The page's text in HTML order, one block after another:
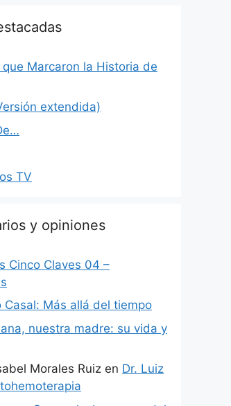
que Marcaron la Historia de
extendida)
TV
y opiniones
Cinco Claves 04 –
Casal: Más allá del tiempo
nuestra madre: su vida y
Morales Ruiz en Dr. Luiz